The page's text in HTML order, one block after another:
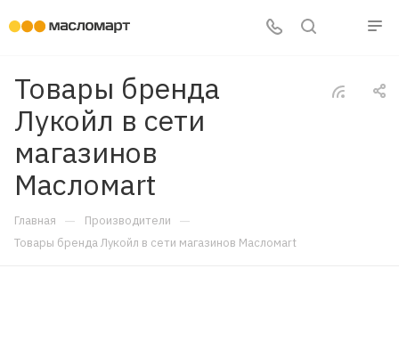
Товары бренда
Лукойл в сети
магазинов
Масломart
Главная — Производители —
Товары бренда Лукойл в сети магазинов Масломart